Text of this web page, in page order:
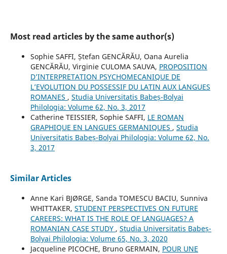
Most read articles by the same author(s)
Sophie SAFFI, Ștefan GENCĂRĂU, Oana Aurelia
GENCĂRĂU, Virginie CULOMA SAUVA, PROPOSITION
D’INTERPRETATION PSYCHOMECANIQUE DE
L’EVOLUTION DU POSSESSIF DU LATIN AUX LANGUES
ROMANES , Studia Universitatis Babeș-Bolyai
Philologia: Volume 62, No. 3, 2017
Catherine TEISSIER, Sophie SAFFI, LE ROMAN
GRAPHIQUE EN LANGUES GERMANIQUES , Studia
Universitatis Babeș-Bolyai Philologia: Volume 62, No.
3, 2017
Similar Articles
Anne Kari BJØRGE, Sanda TOMESCU BACIU, Sunniva
WHITTAKER, STUDENT PERSPECTIVES ON FUTURE
CAREERS: WHAT IS THE ROLE OF LANGUAGES? A
ROMANIAN CASE STUDY , Studia Universitatis Babeș-
Bolyai Philologia: Volume 65, No. 3, 2020
Jacqueline PICOCHE, Bruno GERMAIN, POUR UNE